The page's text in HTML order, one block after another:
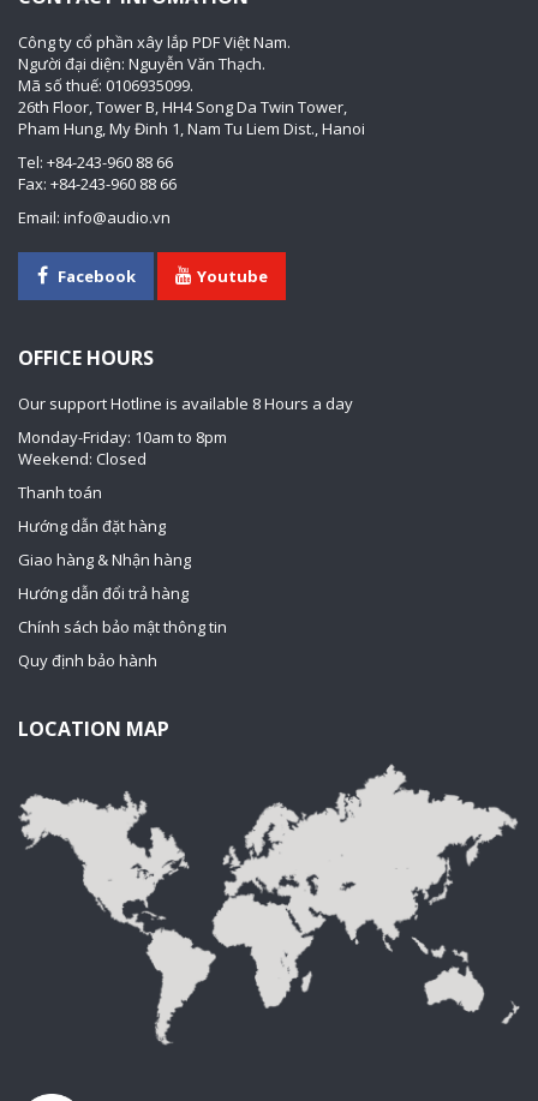
Công ty cổ phần xây lắp PDF Việt Nam.
Người đại diện: Nguyễn Văn Thạch.
Mã số thuế: 0106935099.
26th Floor, Tower B, HH4 Song Da Twin Tower,
Pham Hung, My Đinh 1, Nam Tu Liem Dist., Hanoi
Tel: +84-243-960 88 66
Fax: +84-243-960 88 66
Email: info@audio.vn
Facebook Youtube
OFFICE HOURS
Our support Hotline is available 8 Hours a day
Monday-Friday: 10am to 8pm
Weekend: Closed
Thanh toán
Hướng dẫn đặt hàng
Giao hàng & Nhận hàng
Hướng dẫn đổi trả hàng
Chính sách bảo mật thông tin
Quy định bảo hành
LOCATION MAP